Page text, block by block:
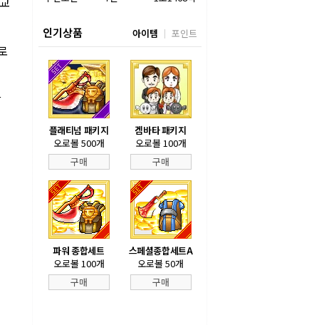
인기상품 아이템 포인트
플래티넘 패키지
오로볼 500개
구매
겜바타 패키지
오로볼 100개
구매
파워 종합세트
오로볼 100개
구매
스페셜종합세트A
오로볼 50개
구매